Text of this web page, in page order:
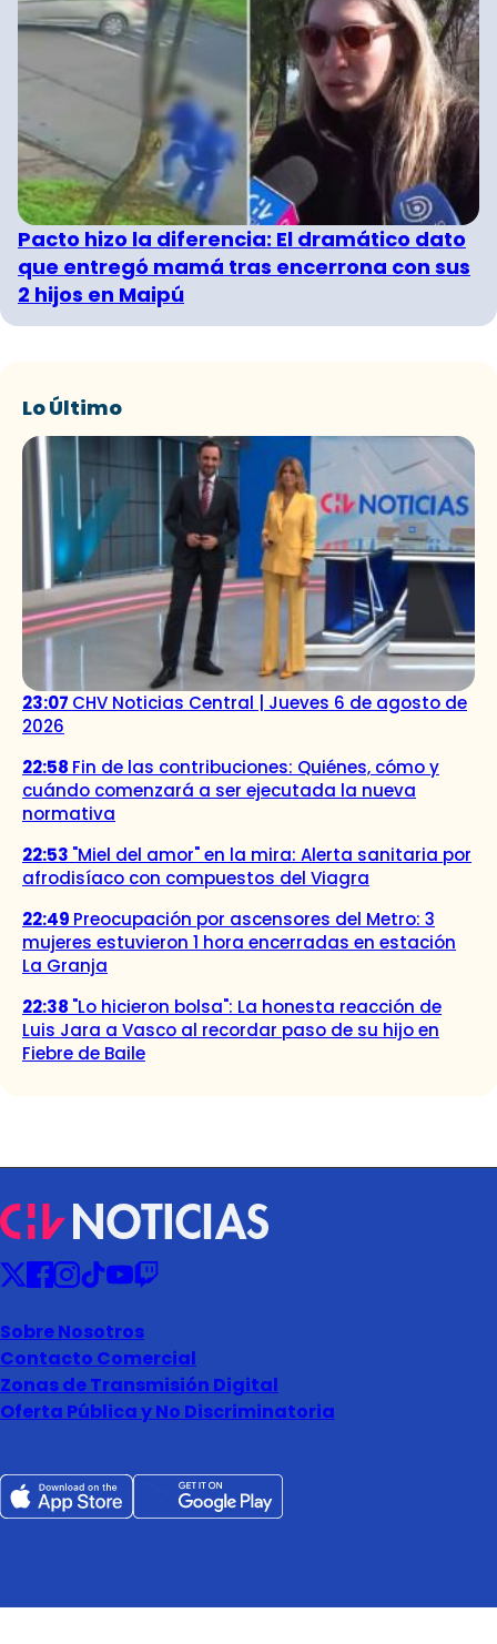
Pacto hizo la diferencia: El dramático dato
que entregó mamá tras encerrona con sus
2 hijos en Maipú
Lo Último
23:07 CHV Noticias Central | Jueves 6 de agosto de
2026
22:58 Fin de las contribuciones: Quiénes, cómo y
cuándo comenzará a ser ejecutada la nueva
normativa
22:53 "Miel del amor" en la mira: Alerta sanitaria por
afrodisíaco con compuestos del Viagra
22:49 Preocupación por ascensores del Metro: 3
mujeres estuvieron 1 hora encerradas en estación
La Granja
22:38 "Lo hicieron bolsa": La honesta reacción de
Luis Jara a Vasco al recordar paso de su hijo en
Fiebre de Baile
Sobre Nosotros
Contacto Comercial
Zonas de Transmisión Digital
Oferta Pública y No Discriminatoria